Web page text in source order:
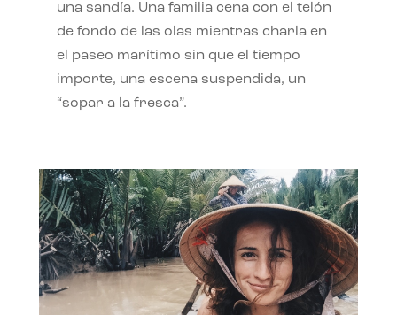
una sandía. Una familia cena con el telón
de fondo de las olas mientras charla en
el paseo marítimo sin que el tiempo
importe, una escena suspendida, un
“sopar a la fresca”.